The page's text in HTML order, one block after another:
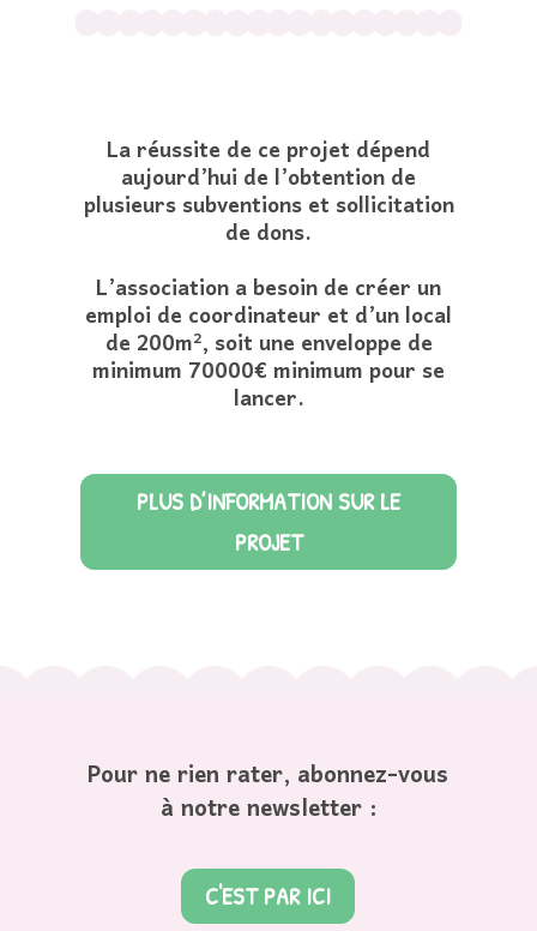
La réussite de ce projet dépend
aujourd’hui de l’obtention de
plusieurs subventions et sollicitation
de dons.
L’association a besoin de créer un
emploi de coordinateur et d’un local
de 200m², soit une enveloppe de
minimum 70000€ minimum pour se
lancer.
PLUS D’INFORMATION SUR LE
PROJET
Pour ne rien rater, abonnez-vous
à notre newsletter :
C'EST PAR ICI